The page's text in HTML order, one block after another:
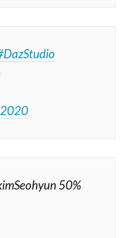
2020
50%